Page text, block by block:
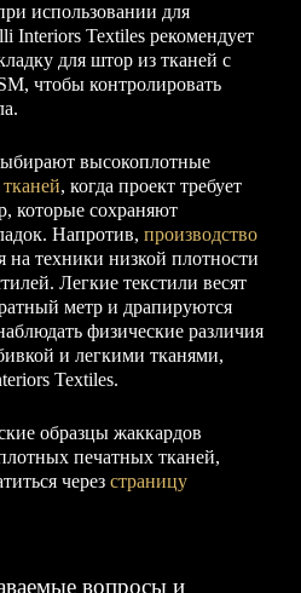
использовании для
Interiors Textiles рекомендует
для штор из тканей с
чтобы контролировать
высокоплотные
, когда проект требует
которые сохраняют
Напротив,производство
на техники низкой плотности
Легкие текстили весят
метр и драпируются
физические различия
и легкими тканями,
Textiles.
образцы жаккардов
печатных тканей,
черезстраницу
вопросы и